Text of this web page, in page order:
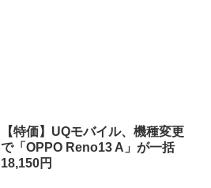
【特価】UQモバイル、機種変更
で「OPPO Reno13 A」が一括
18,150円